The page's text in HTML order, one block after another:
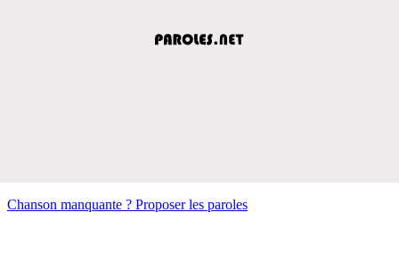
Chanson manquante ? Proposer les paroles